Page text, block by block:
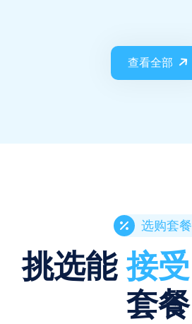
查看全部
选购套餐
挑选能接受
套餐